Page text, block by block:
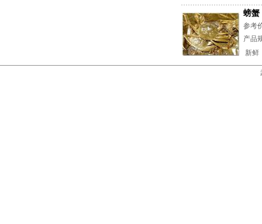
螃蟹
参考
产品
新鲜